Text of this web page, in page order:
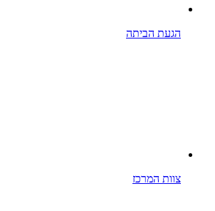
הגעת הביתה
צוות המרכז